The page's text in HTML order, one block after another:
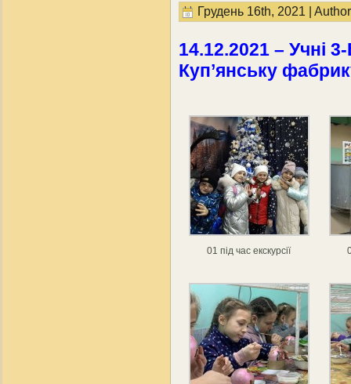
Грудень 16th, 2021 |
14.12.2021 – Учні
Куп’янську
01 під час екскурсії